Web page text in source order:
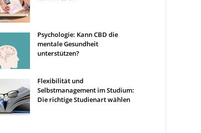
Psychologie: Kann CBD die
mentale Gesundheit
unterstützen?
Flexibilität und
Selbstmanagement im Studium:
Die richtige Studienart wählen